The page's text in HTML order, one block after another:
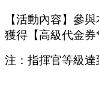
【活動內容】參與
獲得【高級代金券
注：指揮官等級達